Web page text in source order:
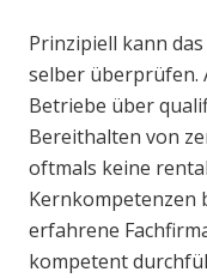
Prinzipiell kann
selber überprüfen.
Betriebe über
Bereithalten von
oftmals keine
Kernkompetenzen
erfahrene
kompetent